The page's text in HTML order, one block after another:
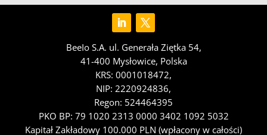
BeeIo S.A. ul. Generała Ziętka 54,
41-400 Mysłowice, Polska
KRS: 0001018472,
NIP: 2220924836,
Regon: 524464395
PKO BP: 79 1020 2313 0000 3402 1092 5032
Kapitał Zakładowy 100.000 PLN (wpłacony w całości)